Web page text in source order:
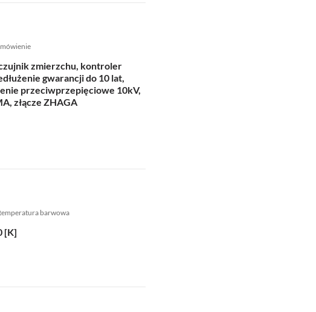
zmierzchu, kontroler
gwarancji do 10 lat,
przeciwprzepięciowe 10kV,
złącze ZHAGA
barwowa
[K]